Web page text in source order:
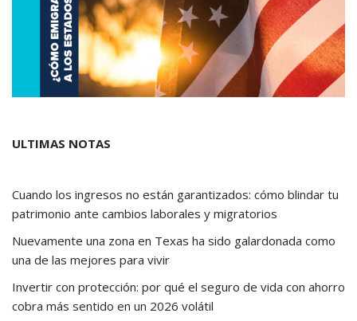
ULTIMAS NOTAS
Cuando los ingresos no están garantizados: cómo blindar tu
patrimonio ante cambios laborales y migratorios
Nuevamente una zona en Texas ha sido galardonada como
una de las mejores para vivir
Invertir con protección: por qué el seguro de vida con ahorro
cobra más sentido en un 2026 volátil